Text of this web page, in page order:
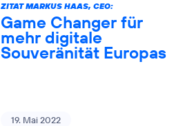
ZITAT MARKUS HAAS, CEO:
Game Changer für
mehr digitale
Souveränität Europas
19. Mai 2022